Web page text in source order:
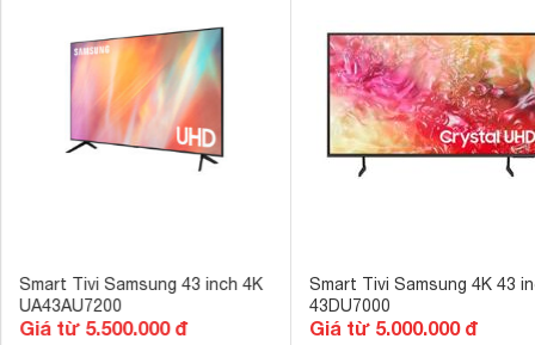
Smart Tivi Samsung 43 inch 4K
UA43AU7200
Giá từ 5.500.000 đ
Smart Tivi Samsung 4K 43
43DU7000
Giá từ 5.000.000 đ